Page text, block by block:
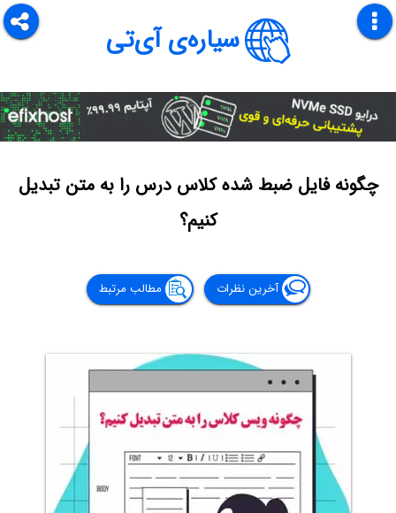
سیاره‌ی آی‌تی
چگونه فایل ضبط شده کلاس درس را به متن تبدیل
کنیم؟
آخرین نظرات مطالب مرتبط